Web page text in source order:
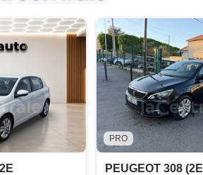
PRO
PEUGEOT 308 (2E